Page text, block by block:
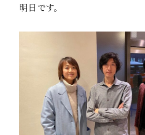
明日です。